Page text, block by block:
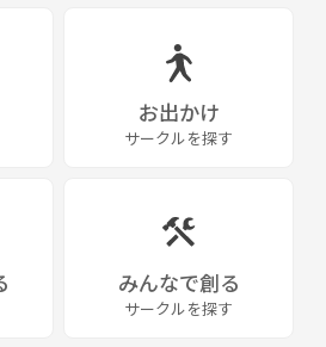
お出かけ
サークルを探す
みんなで創る
サークルを探す